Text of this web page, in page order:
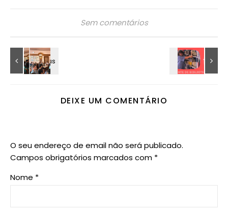
Sem comentários
DEIXE UM COMENTÁRIO
O seu endereço de email não será publicado.
Campos obrigatórios marcados com *
Nome *